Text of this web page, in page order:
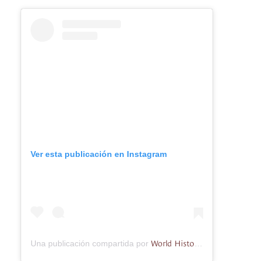
Ver esta publicación en Instagram
Una publicación compartida por World History Studies